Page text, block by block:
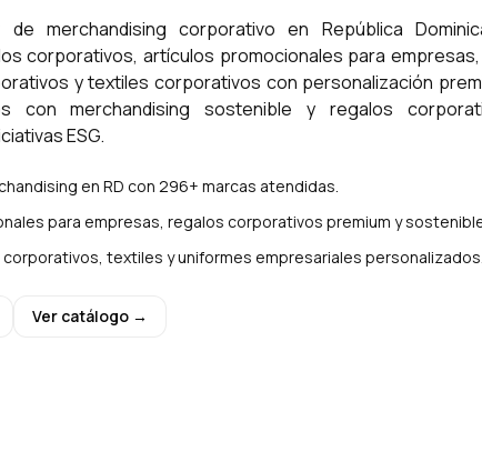
merchandising corporativo en República
corporativos, artículos promocionales para
y textiles corporativos con personalización
con merchandising sostenible y regalos
ESG.
en RD con 296+ marcas atendidas.
para empresas, regalos corporativos premium y
textiles y uniformes empresariales personalizados.
Ver catálogo →